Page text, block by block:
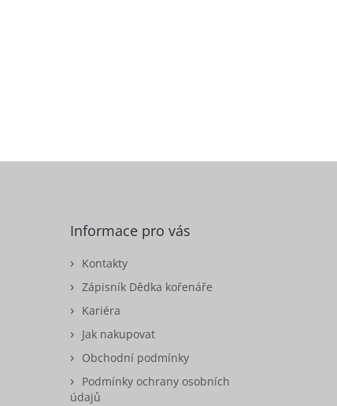
Informace pro vás
Kontakty
Zápisník Dědka kořenáře
Kariéra
Jak nakupovat
Obchodní podmínky
Podmínky ochrany osobních
údajů